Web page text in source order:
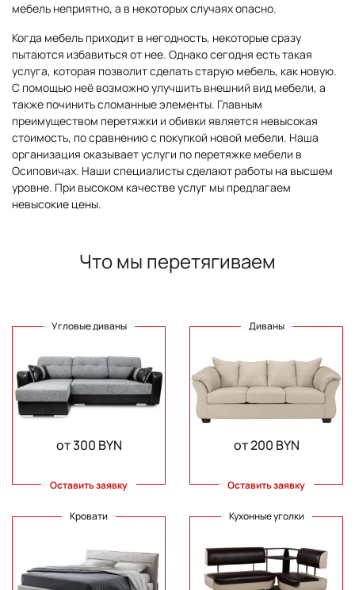
мебель неприятно, а в некоторых случаях опасно.
Когда мебель приходит в негодность, некоторые сразу
пытаются избавиться от нее. Однако сегодня есть такая
услуга, которая позволит сделать старую мебель, как новую.
С помощью неё возможно улучшить внешний вид мебели, а
также починить сломанные элементы. Главным
преимуществом перетяжки и обивки является невысокая
стоимость, по сравнению с покупкой новой мебели. Наша
организация оказывает услуги по перетяжке мебели в
Осиповичах. Наши специалисты сделают работы на высшем
уровне. При высоком качестве услуг мы предлагаем
невысокие цены.
Что мы перетягиваем
Угловые диваны
от 300 BYN
Оставить заявку
Диваны
от 200 BYN
Оставить заявку
Кровати Кухонные уголки